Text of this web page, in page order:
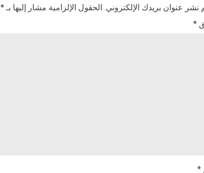
نشر عنوان بريدك الإلكتروني. الحقول الإلزامية مشار إليها بـ*
*
*